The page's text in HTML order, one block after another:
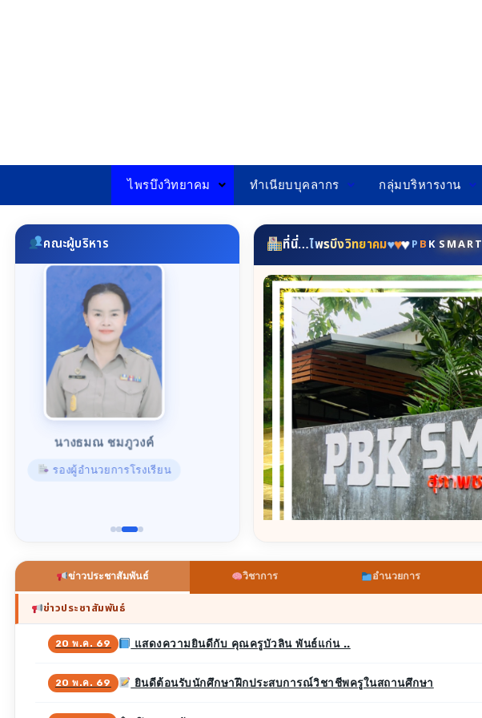
ไพรบึงวิทยาคม ทำเนียบบุคลากร กลุ่มบริหารงาน
คณะผู้บริหาร
นางธมณ ชมภูวงค์
รองผู้อำนวยการโรงเรียน
ที่นี่…ไพรบึงวิทยาคม♥♥♥P B K SMART
ข่าวประชาสัมพันธ์ วิชาการ อำนวยการ
ข่าวประชาสัมพันธ์
20 พ.ค. 69 แสดงความยินดีกับ คุณครูบัวลิน พันธ์แก่น ..
20 พ.ค. 69 ยินดีต้อนรับนักศึกษาฝึกประสบการณ์วิชาชีพครูในสถานศึกษา